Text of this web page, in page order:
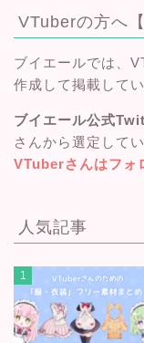
VTuberの方へ
ブイエールでは、
作成して掲載してい
ブイエール公式
さんから選定してい
VTuberさんはフォ
人気記事
1